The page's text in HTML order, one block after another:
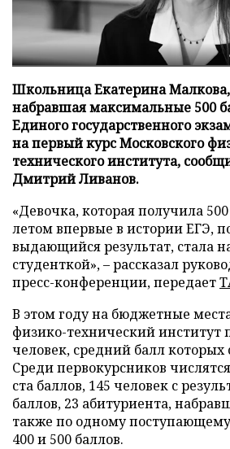
Школьница Екатерина
набравшая максимальные 500
Единого государственного
на первый курс Московского
технического института,
Дмитрий Ливанов.
«Девочка, которая получила
летом впервые в истории ЕГЭ,
выдающийся результат, стала
студенткой», – рассказал
пресс-конференции, передает
В этом году на бюджетные
физико-технический институт
человек, средний балл которых
Среди первокурсников
ста баллов, 145 человек с
баллов, 23 абитуриента,
также по одному
400 и 500 баллов.